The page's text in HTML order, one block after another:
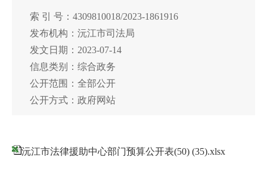
索 引 号：4309810018/2023-1861916
发布机构：沅江市司法局
发文日期：2023-07-14
信息类别：综合政务
公开范围：全部公开
公开方式：政府网站
沅江市法律援助中心部门预算公开表(50) (35).xlsx